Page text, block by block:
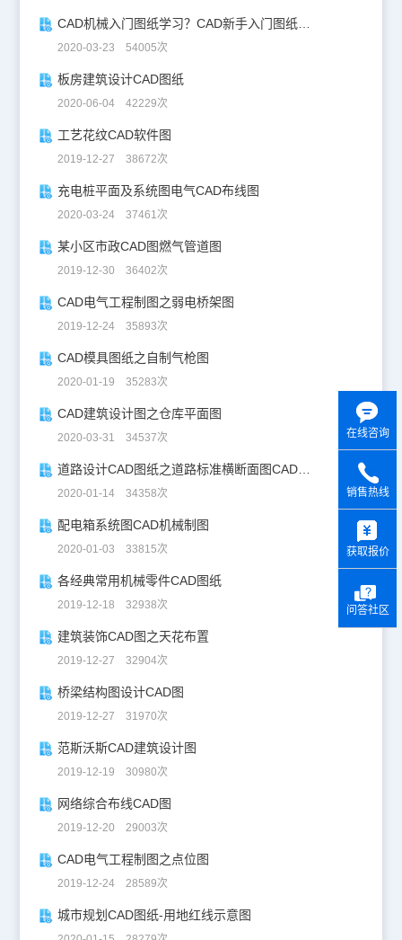
CAD机械入门图纸学习？CAD新手入门图纸练习
2020-03-23 54005次
板房建筑设计CAD图纸
2020-06-04 42229次
工艺花纹CAD软件图
2019-12-27 38672次
充电桩平面及系统图电气CAD布线图
2020-03-24 37461次
某小区市政CAD图燃气管道图
2019-12-30 36402次
CAD电气工程制图之弱电桥架图
2019-12-24 35893次
CAD模具图纸之自制气枪图
2020-01-19 35283次
CAD建筑设计图之仓库平面图
2020-03-31 34537次
道路设计CAD图纸之道路标准横断面图CAD图纸
2020-01-14 34358次
配电箱系统图CAD机械制图
2020-01-03 33815次
各经典常用机械零件CAD图纸
2019-12-18 32938次
建筑装饰CAD图之天花布置
2019-12-27 32904次
桥梁结构图设计CAD图
2019-12-27 31970次
范斯沃斯CAD建筑设计图
2019-12-19 30980次
网络综合布线CAD图
2019-12-20 29003次
CAD电气工程制图之点位图
2019-12-24 28589次
城市规划CAD图纸-用地红线示意图
在线咨询
销售热线
获取报价
问答社区